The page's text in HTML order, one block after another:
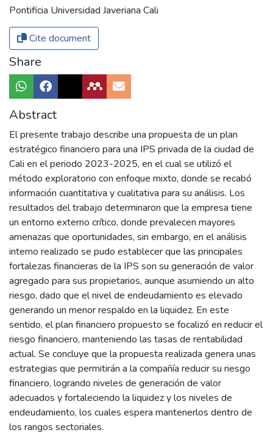
Pontificia Universidad Javeriana Cali
Cite document
Share
Abstract
El presente trabajo describe una propuesta de un plan
estratégico financiero para una IPS privada de la ciudad de
Cali en el periodo 2023-2025, en el cual se utilizó el
método exploratorio con enfoque mixto, donde se recabó
información cuantitativa y cualitativa para su análisis. Los
resultados del trabajo determinaron que la empresa tiene
un entorno externo crítico, donde prevalecen mayores
amenazas que oportunidades, sin embargo, en el análisis
interno realizado se pudo establecer que las principales
fortalezas financieras de la IPS son su generación de valor
agregado para sus propietarios, aunque asumiendo un alto
riesgo, dado que el nivel de endeudamiento es elevado
generando un menor respaldo en la liquidez. En este
sentido, el plan financiero propuesto se focalizó en reducir el
riesgo financiero, manteniendo las tasas de rentabilidad
actual. Se concluye que la propuesta realizada genera unas
estrategias que permitirán a la compañía reducir su riesgo
financiero, logrando niveles de generación de valor
adecuados y fortaleciendo la liquidez y los niveles de
endeudamiento, los cuales espera mantenerlos dentro de
los rangos sectoriales.